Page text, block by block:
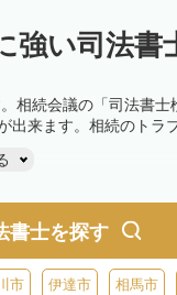
強い司法書
相続会議の「司法書
出来ます。相続のトラ
書士を探す
市 伊達市 相馬市